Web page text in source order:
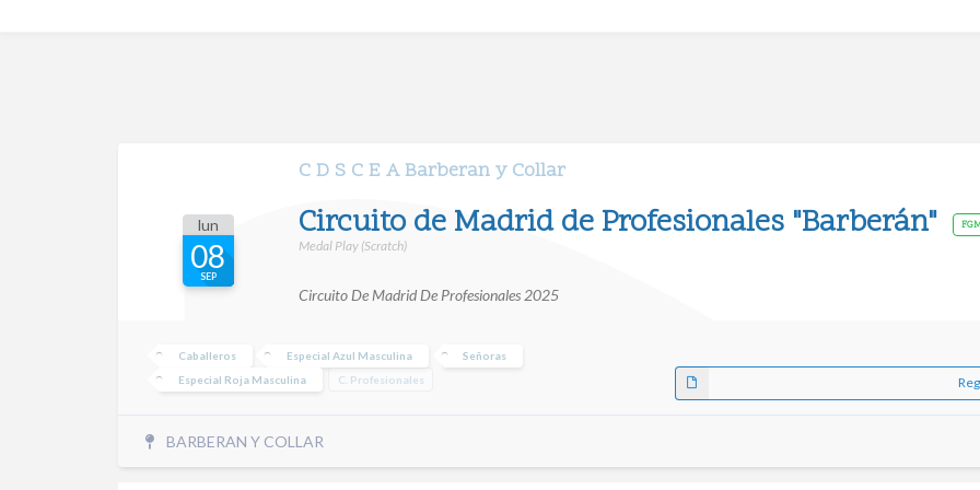
C D S C E A Barberan y Collar
lun
08
SEP
Circuito de Madrid de Profesionales "Barberán"
Medal Play (Scratch)
Circuito De Madrid De Profesionales 2025
Caballeros Especial Azul Masculina
Señoras
Especial Roja Masculina
C. Profesionales
BARBERAN Y COLLAR